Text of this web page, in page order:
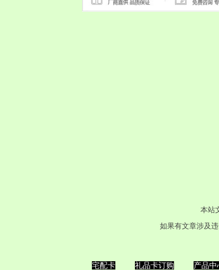
本站
如果有文章涉及
宅配卡 礼品卡订购 产品中